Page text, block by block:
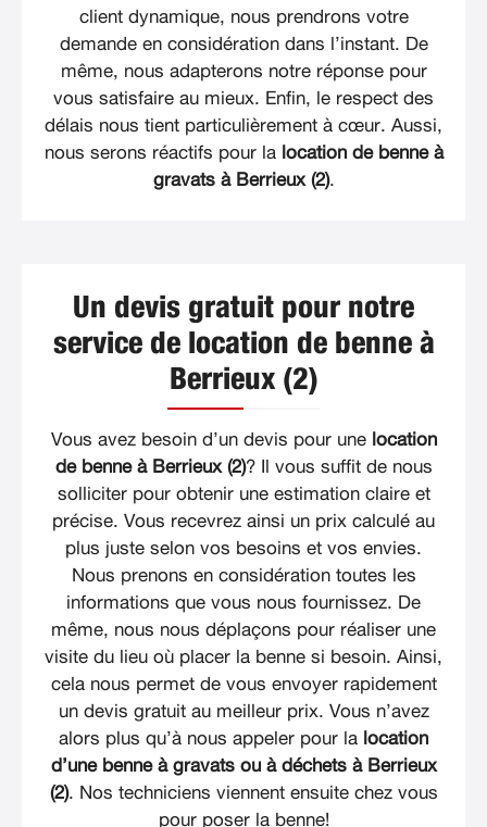
client dynamique, nous prendrons votre
demande en considération dans l’instant. De
même, nous adapterons notre réponse pour
vous satisfaire au mieux. Enfin, le respect des
délais nous tient particulièrement à cœur. Aussi,
nous serons réactifs pour la location de benne à
gravats à Berrieux (2).
Un devis gratuit pour notre
service de location de benne à
Berrieux (2)
Vous avez besoin d’un devis pour une location
de benne à Berrieux (2)? Il vous suffit de nous
solliciter pour obtenir une estimation claire et
précise. Vous recevrez ainsi un prix calculé au
plus juste selon vos besoins et vos envies.
Nous prenons en considération toutes les
informations que vous nous fournissez. De
même, nous nous déplaçons pour réaliser une
visite du lieu où placer la benne si besoin. Ainsi,
cela nous permet de vous envoyer rapidement
un devis gratuit au meilleur prix. Vous n’avez
alors plus qu’à nous appeler pour la location
d’une benne à gravats ou à déchets à Berrieux
(2). Nos techniciens viennent ensuite chez vous
pour poser la benne!